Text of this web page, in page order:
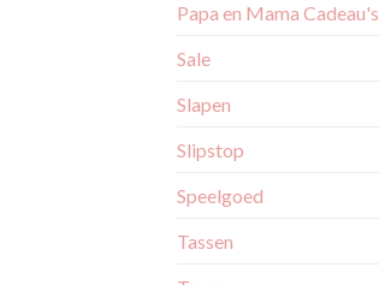
Papa en Mama Cadeau's
Sale
Slapen
Slipstop
Speelgoed
Tassen